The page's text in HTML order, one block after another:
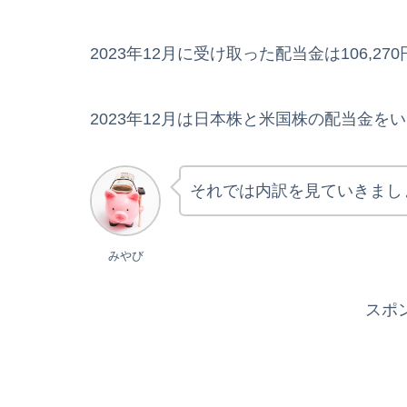
2023年12月に受け取った配当金は106,270
2023年12月は日本株と米国株の配当金を
みやび
それでは内訳を見ていきまし
スポ